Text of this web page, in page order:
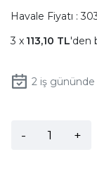
Havale Fiyatı :
113,10 TL'den
2iş gününde
- +